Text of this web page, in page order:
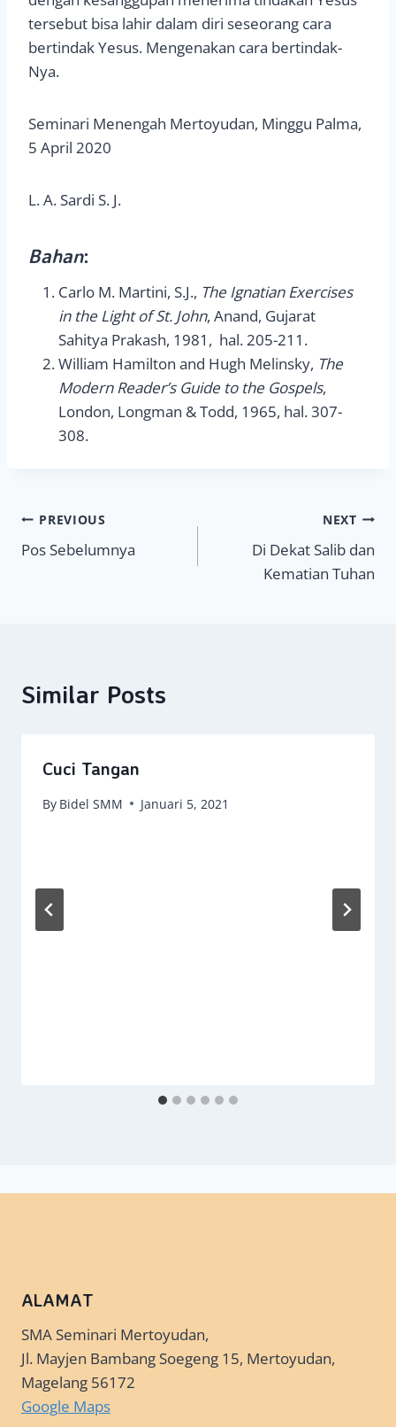
tersebut bisa lahir dalam diri seseorang cara
bertindak Yesus. Mengenakan cara bertindak-
Nya.
Seminari Menengah Mertoyudan, Minggu Palma,
5 April 2020
L. A. Sardi S. J.
Bahan:
Carlo M. Martini, S.J., The Ignatian Exercises
in the Light of St. John, Anand, Gujarat
Sahitya Prakash, 1981, hal. 205-211.
William Hamilton and Hugh Melinsky, The
Modern Reader’s Guide to the Gospels,
London, Longman & Todd, 1965, hal. 307-
308.
Navigasi
pos
PREVIOUS
Pos Sebelumnya
NEXT
Di Dekat Salib dan
Kematian Tuhan
Similar Posts
Cuci Tangan
By Bidel SMM Januari 5, 2021
ALAMAT
SMA Seminari Mertoyudan,
Jl. Mayjen Bambang Soegeng 15, Mertoyudan,
Magelang 56172
Google Maps